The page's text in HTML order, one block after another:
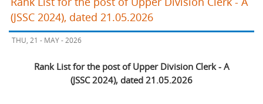
(JSSC 2024), dated 21.05.2026
THU, 21 - MAY - 2026
Rank List for the post of Upper Division Clerk - A
(JSSC 2024), dated 21.05.2026